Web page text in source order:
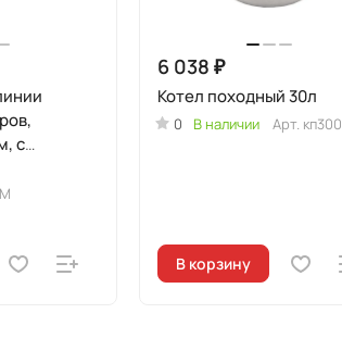
с
6 038 ₽
Котел походный 30л
0 В наличии Арт. кп300
В корзину